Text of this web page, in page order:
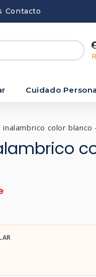
Contacto
Cuidado
color blanco